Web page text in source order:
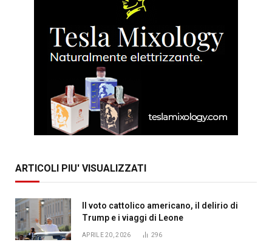
ARTICOLI PIU' VISUALIZZATI
Il voto cattolico americano, il delirio di
Trump e i viaggi di Leone
APRILE 20, 2026 296